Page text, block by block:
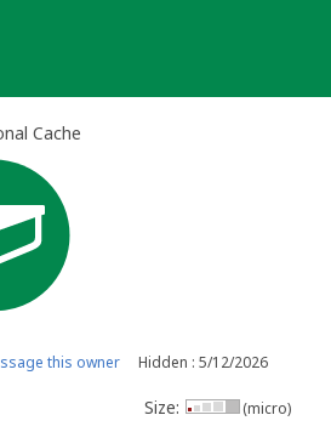
Cache
this owner Hidden : 5/12/2026
Size: (micro)